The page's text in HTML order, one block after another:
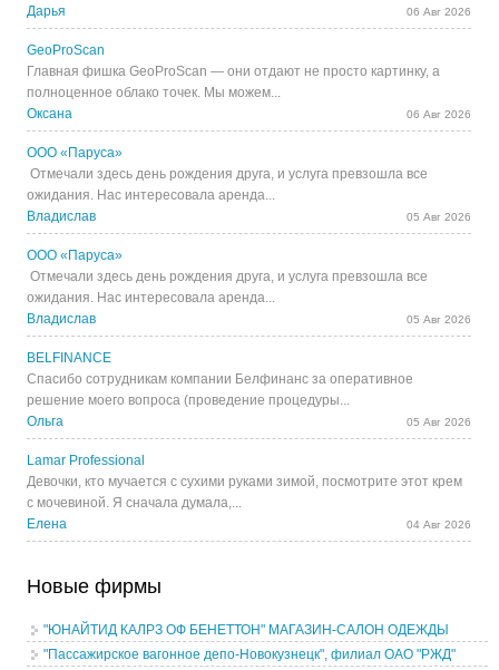
Дарья
06 Авг 2026
GeoProScan
Главная фишка GeoProScan — они отдают не просто картинку, а
полноценное облако точек. Мы можем...
Оксана
06 Авг 2026
ООО «Паруса»
Отмечали здесь день рождения друга, и услуга превзошла все
ожидания. Нас интересовала аренда...
Владислав
05 Авг 2026
ООО «Паруса»
Отмечали здесь день рождения друга, и услуга превзошла все
ожидания. Нас интересовала аренда...
Владислав
05 Авг 2026
BELFINANCE
Спасибо сотрудникам компании Белфинанс за оперативное
решение моего вопроса (проведение процедуры...
Ольга
05 Авг 2026
Lamar Professional
Девочки, кто мучается с сухими руками зимой, посмотрите этот крем
с мочевиной. Я сначала думала,...
Елена
04 Авг 2026
Новые фирмы
"ЮНАЙТИД КАЛРЗ ОФ БЕНЕТТОН" МАГАЗИН-САЛОН ОДЕЖДЫ
"Пассажирское вагонное депо-Новокузнецк", филиал ОАО "РЖД"